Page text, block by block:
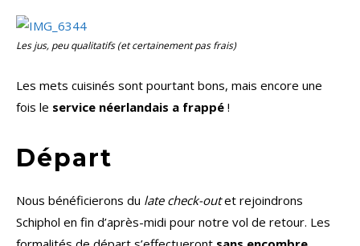
Les jus, peu qualitatifs (et certainement pas frais)
Les mets cuisinés sont pourtant bons, mais encore une
fois le service néerlandais a frappé !
Départ
Nous bénéficierons du late check-outet rejoindrons
Schiphol en fin d’après-midi pour notre vol de retour. Les